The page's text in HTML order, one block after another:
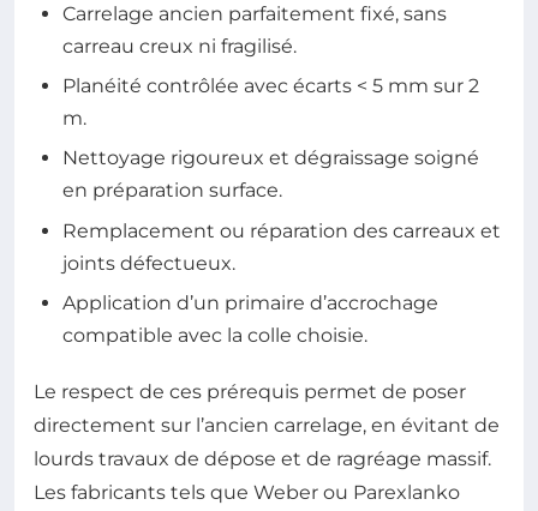
Carrelage ancien parfaitement fixé, sans
carreau creux ni fragilisé.
Planéité contrôlée avec écarts < 5 mm sur 2
m.
Nettoyage rigoureux et dégraissage soigné
en préparation surface.
Remplacement ou réparation des carreaux et
joints défectueux.
Application d’un primaire d’accrochage
compatible avec la colle choisie.
Le respect de ces prérequis permet de poser
directement sur l’ancien carrelage, en évitant de
lourds travaux de dépose et de ragréage massif.
Les fabricants tels que Weber ou Parexlanko